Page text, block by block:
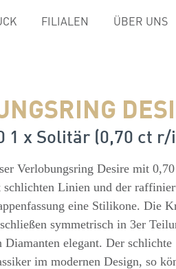
FILIALEN ÜBER UNS
1 x Solitär (0,70 ct
Verlobungsring Desire mit
schlichten Linien und der
eine Stilikone. Die
symmetrisch in 3er
Diamanten elegant. Der schlichte
im modernen Design, so